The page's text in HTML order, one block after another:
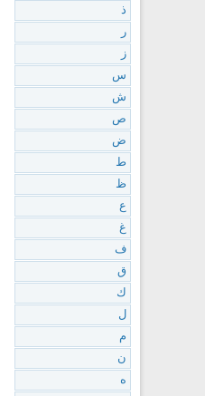
ذ
ر
ز
س
ش
ص
ض
ط
ظ
ع
غ
ف
ق
ك
ل
م
ن
ه